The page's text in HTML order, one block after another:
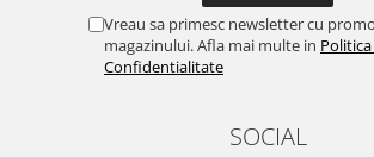
Vreau sa primesc newsletter cu
magazinului. Afla mai multe in
Confidentialitate
SOCIAL